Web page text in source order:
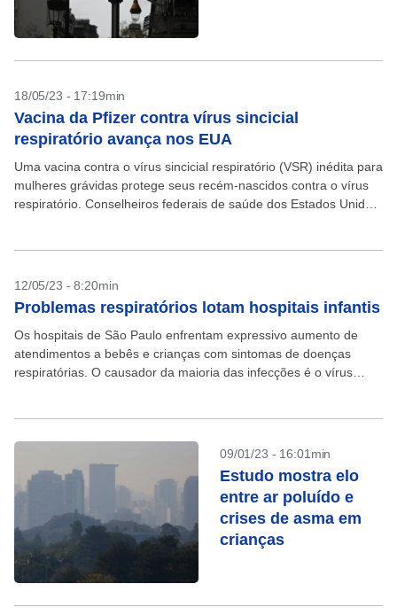
18/05/23 - 17:19min
Vacina da Pfizer contra vírus sincicial
respiratório avança nos EUA
Uma vacina contra o vírus sincicial respiratório (VSR) inédita para
mulheres grávidas protege seus recém-nascidos contra o vírus
respiratório. Conselheiros federais de saúde dos Estados Unidos
12/05/23 - 8:20min
Problemas respiratórios lotam hospitais infantis
Os hospitais de São Paulo enfrentam expressivo aumento de
atendimentos a bebês e crianças com sintomas de doenças
respiratórias. O causador da maioria das infecções é o vírus
09/01/23 - 16:01min
Estudo mostra elo
entre ar poluído e
crises de asma em
crianças